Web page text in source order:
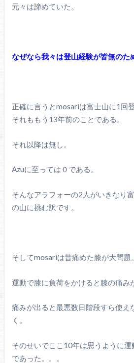
元々は諦めていた。
なぜなら我々は登山経験が皆無のた
正確に言うとmosariは富士山に1回
それももう13年前のことである。
それ以降は無し。
Azuに至っては０である。
そんなアラフォーの2人がいきなり
の山に挑む訳です。
そしてmosariは昔痛めた膝が大問題。
運動で膝に負荷をかけると膝の痛み
痛みが出ると最悪数日階段すら使え
く。
そのせいでここ10年は思うように
であった。。。